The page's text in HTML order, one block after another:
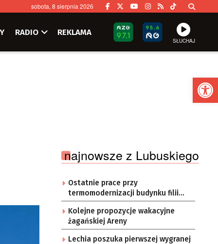
sobota, 8 sierpnia 2026
RADIO REKLAMA
SŁUCHAJ
najnowsze z Lubuskiego
Ostatnie prace przy
termomodernizacji budynku filii
przedszkola Bajka
Kolejne propozycje wakacyjne
żagańskiej Areny
Lechia poszuka pierwszej wygranej